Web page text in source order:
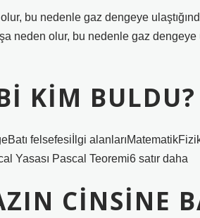
bu nedenle gaz dengeye
neden olur, bu nedenle gaz dengeye
KIM BULDU?
felsefesiİlgi
Yasası Pascal Teoremi6 satır daha
CINSINE